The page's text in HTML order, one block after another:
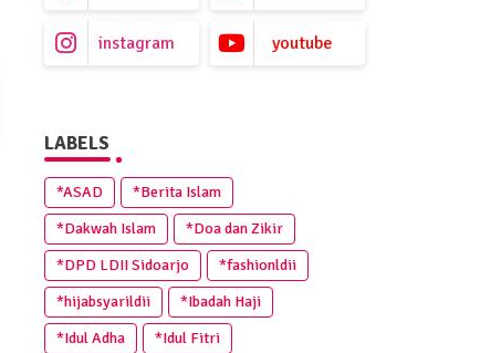
instagram youtube
LABELS
*ASAD
*Berita Islam
*Dakwah Islam
*Doa dan Zikir
*DPD LDII Sidoarjo
*fashionldii
*hijabsyarildii
*Ibadah Haji
*Idul Adha
*Idul Fitri